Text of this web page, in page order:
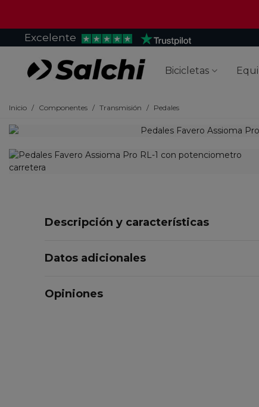
Excelente
Bicicletas
Inicio / Componentes / Transmisión / Pedales
Descripción y características
Datos adicionales
Opiniones